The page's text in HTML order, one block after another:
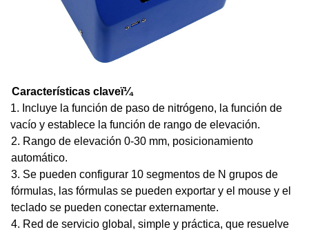
Características claveï¼
1. Incluye la función de paso de nitrógeno, la función de
vacío y establece la función de rango de elevación.
2. Rango de elevación 0-30 mm, posicionamiento
automático.
3. Se pueden configurar 10 segmentos de N grupos de
fórmulas, las fórmulas se pueden exportar y el mouse y el
teclado se pueden conectar externamente.
4. Red de servicio global, simple y práctica, que resuelve